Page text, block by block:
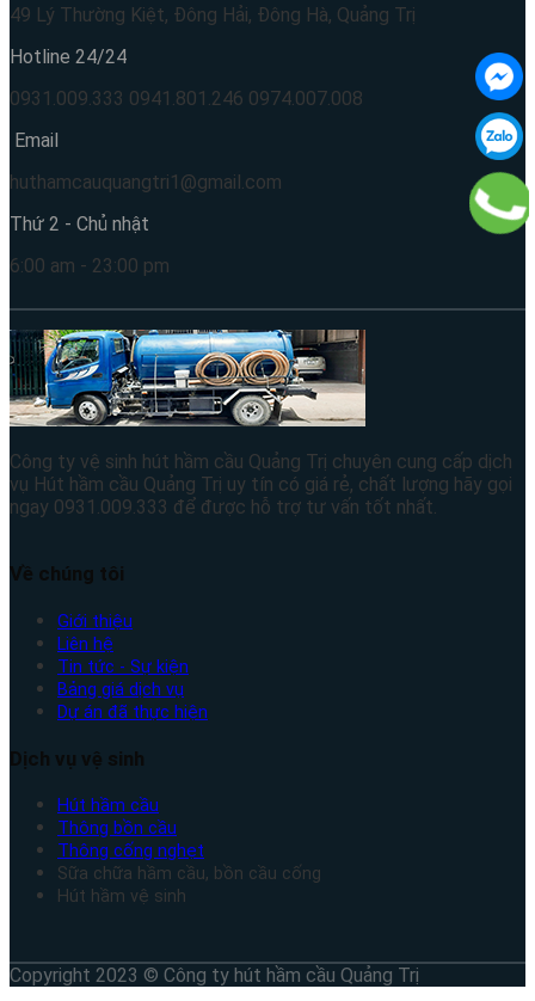
49 Lý Thường Kiệt, Đông Hải, Đông Hà, Quảng Trị
Hotline 24/24
0931.009.333 0941.801.246 0974.007.008
Email
huthamcauquangtri1@gmail.com
Thứ 2 - Chủ nhật
6:00 am - 23:00 pm
Công ty vệ sinh hút hầm cầu Quảng Trị chuyên cung cấp dịch
vụ Hút hầm cầu Quảng Trị uy tín có giá rẻ, chất lượng hãy gọi
ngay 0931.009.333 để được hỗ trợ tư vấn tốt nhất.
Về chúng tôi
Giới thiệu
Liên hệ
Tin tức - Sự kiện
Bảng giá dịch vụ
Dự án đã thực hiện
Dịch vụ vệ sinh
Hút hầm cầu
Thông bồn cầu
Thông cống nghẹt
Sữa chữa hầm cầu, bồn cầu cống
Hút hầm vệ sinh
Copyright 2023 © Công ty hút hầm cầu Quảng Trị